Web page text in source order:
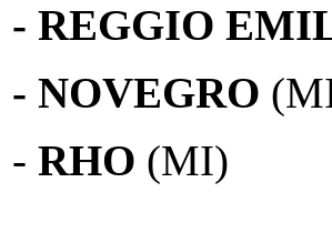
- REGGIO
- NOVEGRO
- RHO (MI)